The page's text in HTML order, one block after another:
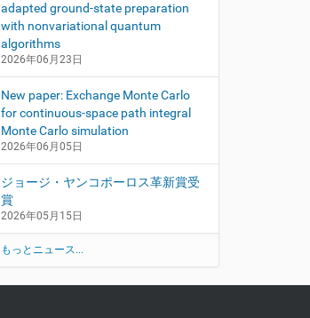
adapted ground-state preparation
with nonvariational quantum
algorithms
2026年06月23日
New paper: Exchange Monte Carlo
for continuous-space path integral
Monte Carlo simulation
2026年06月05日
ジョージ・ヤンコポーロス革新賞受
賞
2026年05月15日
もっとニュース...